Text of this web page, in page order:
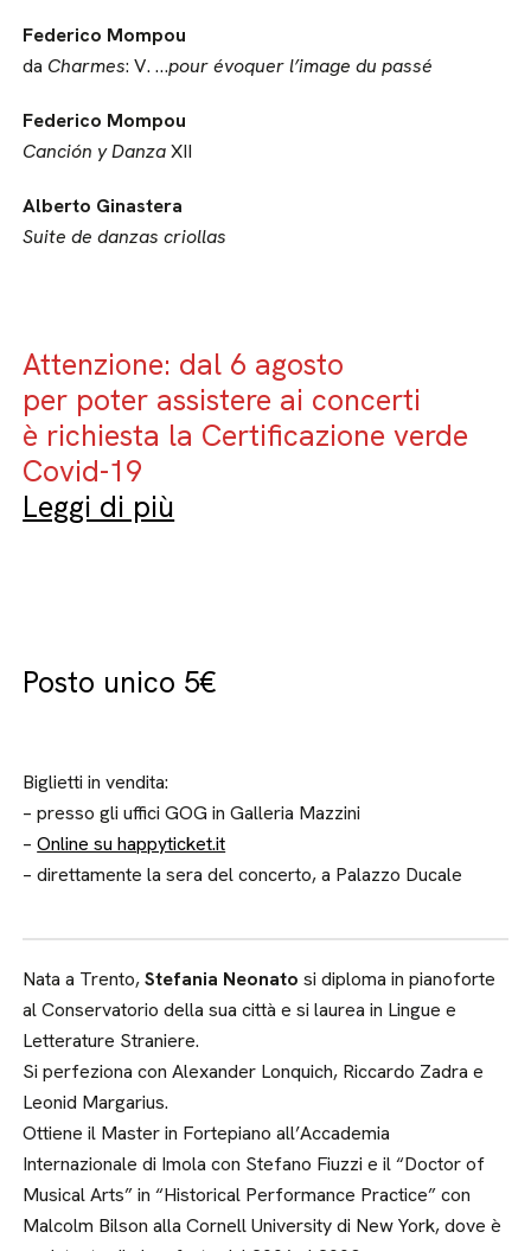
Federico Mompou
da Charmes: V. …pour évoquer l’image du passé
Federico Mompou
Canción y DanzaXII
Alberto Ginastera
Suite de danzas criollas
Attenzione: dal 6 agosto
per poter assistere ai concerti
è richiesta la Certificazione verde
Covid-19
Leggi di più
Posto unico 5€
Biglietti in vendita:
– presso gli uffici GOG in Galleria Mazzini
–Online su happyticket.it
– direttamente la sera del concerto, a Palazzo Ducale
Nata a Trento,Stefania Neonato si diploma in pianoforte
al Conservatorio della sua città e si laurea in Lingue e
Letterature Straniere.
Si perfeziona con Alexander Lonquich, Riccardo Zadra e
Leonid Margarius.
Ottiene il Master in Fortepiano all’Accademia
Internazionale di Imola con Stefano Fiuzzi e il “Doctor of
Musical Arts” in “Historical Performance Practice” con
Malcolm Bilson alla Cornell University di New York, dove è